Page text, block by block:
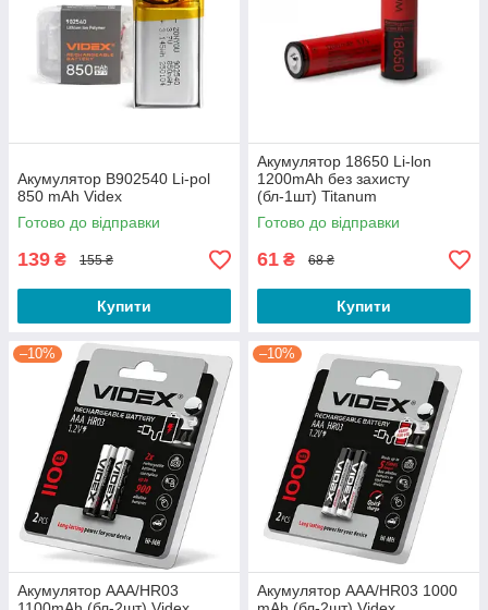
Акумулятор B902540 Li-pol
850 mAh Videx
Готово до відправки
139 ₴ 155 ₴
Купити
Акумулятор 18650 Li-lon
1200mAh без захисту
(бл-1шт) Titanum
Готово до відправки
61 ₴ 68 ₴
Купити
–10%
Акумулятор AAA/HR03
–10%
Акумулятор AAA/HR03 1000